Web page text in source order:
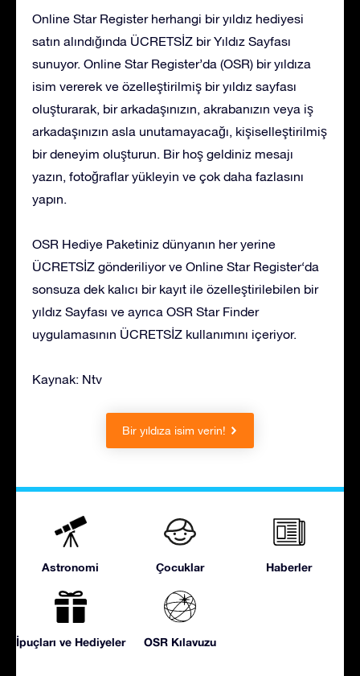
Online Star Register herhangi bir yıldız hediyesi
satın alındığında ÜCRETSİZ bir Yıldız Sayfası
sunuyor. Online Star Register’da (OSR) bir yıldıza
isim vererek ve özelleştirilmiş bir yıldız sayfası
oluşturarak, bir arkadaşınızın, akrabanızın veya iş
arkadaşınızın asla unutamayacağı, kişiselleştirilmiş
bir deneyim oluşturun. Bir hoş geldiniz mesajı
yazın, fotoğraflar yükleyin ve çok daha fazlasını
yapın.
OSR Hediye Paketiniz dünyanın her yerine
ÜCRETSİZ gönderiliyor ve Online Star Register‘da
sonsuza dek kalıcı bir kayıt ile özelleştirilebilen bir
yıldız Sayfası ve ayrıca OSR Star Finder
uygulamasının ÜCRETSİZ kullanımını içeriyor.
Kaynak: Ntv
Bir yıldıza isim verin!
Astronomi Çocuklar Haberler
İpuçları ve Hediyeler OSR Kılavuzu